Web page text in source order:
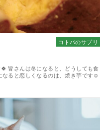
コトバのサプリ
皆さんは冬になると、どうしても食
ると恋しくなるのは、焼き芋です☺